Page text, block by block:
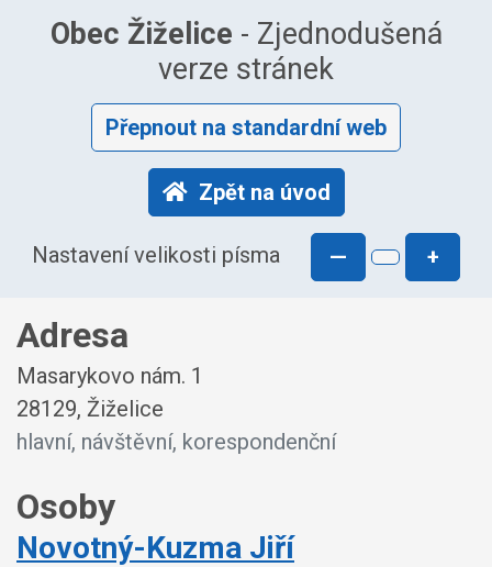
Obec Žiželice - Zjednodušená
verze stránek
Přepnout na standardní web
Zpět na úvod
Nastavení velikosti písma — +
Adresa
Masarykovo nám. 1
28129, Žiželice
hlavní, návštěvní, korespondenční
Osoby
Novotný-Kuzma Jiří